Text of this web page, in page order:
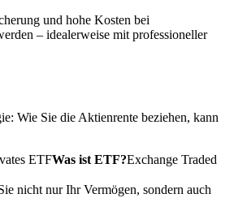
und hohe Kosten bei
– idealerweise mit professioneller
Wie Sie die Aktienrente beziehen, kann
ETFWas ist ETF?Exchange Traded
nicht nur Ihr Vermögen, sondern auch